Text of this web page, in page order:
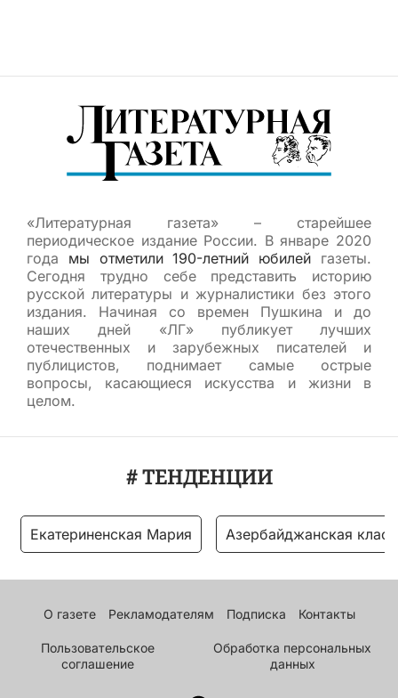
«Литературная газета» – старейшее
периодическое издание России. В январе 2020
года мы отметили 190-летний юбилей газеты.
Сегодня трудно себе представить историю
русской литературы и журналистики без этого
издания. Начиная со времен Пушкина и до
наших дней «ЛГ» публикует лучших
отечественных и зарубежных писателей и
публицистов, поднимает самые острые
вопросы, касающиеся искусства и жизни в
целом.
# ТЕНДЕНЦИИ
Екатериненская Мария Азербайджанская
О газете Рекламодателям Подписка Контакты
Пользовательское
соглашение
Обработка персональных
данных